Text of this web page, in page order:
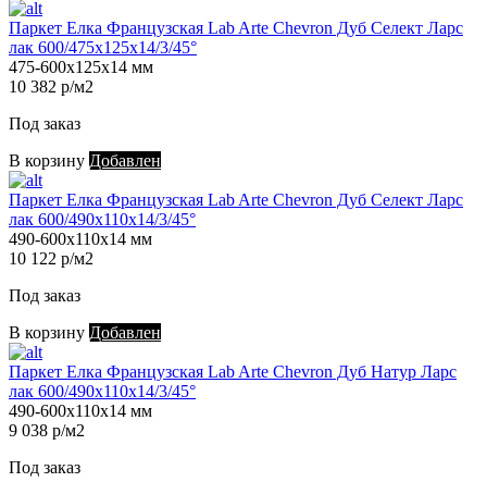
Паркет Елка Французская Lab Arte Chevron Дуб Селект Ларс
лак 600/475х125х14/3/45°
475-600х125х14 мм
10 382 р/м2
Под заказ
В корзину Добавлен
Паркет Елка Французская Lab Arte Chevron Дуб Селект Ларс
лак 600/490х110х14/3/45°
490-600х110х14 мм
10 122 р/м2
Под заказ
В корзину Добавлен
Паркет Елка Французская Lab Arte Chevron Дуб Натур Ларс
лак 600/490х110х14/3/45°
490-600х110х14 мм
9 038 р/м2
Под заказ